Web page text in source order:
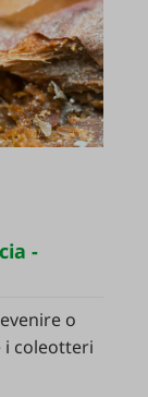
-
o
i coleotteri